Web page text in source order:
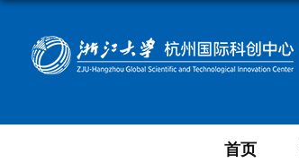
首页